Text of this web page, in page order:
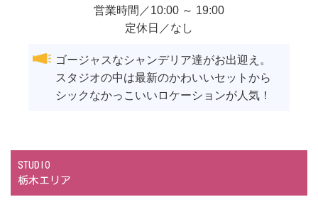
営業時間／10:00 ～ 19:00
定休日／なし
ゴージャスなシャンデリア達がお出迎え。
スタジオの中は最新のかわいいセットから
シックなかっこいいロケーションが人気！
STUDIO
栃木エリア